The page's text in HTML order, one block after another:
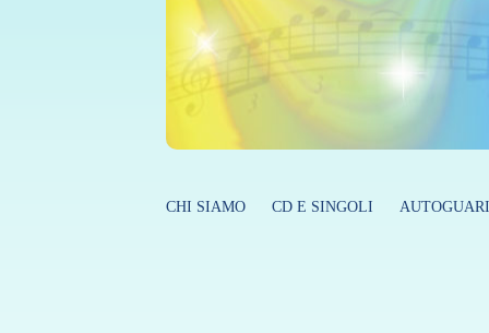
CHI SIAMO CD E SINGOLI